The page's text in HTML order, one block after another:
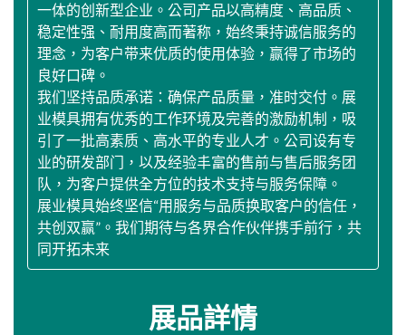
一体的创新型企业。公司产品以高精度、高品质、
稳定性强、耐用度高而著称，始终秉持诚信服务的
理念，为客户带来优质的使用体验，赢得了市场的
良好口碑。
我们坚持品质承诺：确保产品质量，准时交付。展
业模具拥有优秀的工作环境及完善的激励机制，吸
引了一批高素质、高水平的专业人才。公司设有专
业的研发部门，以及经验丰富的售前与售后服务团
队，为客户提供全方位的技术支持与服务保障。
展业模具始终坚信“用服务与品质换取客户的信任，
共创双赢”。我们期待与各界合作伙伴携手前行，共
同开拓未来
展品詳情